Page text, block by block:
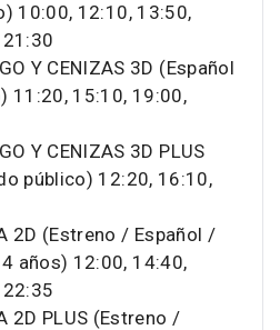
10:00, 12:10, 13:50,
Y CENIZAS 3D (Español
11:20, 15:10, 19:00,
Y CENIZAS 3D PLUS
público) 12:20, 16:10,
2D (Estreno / Español /
años) 12:00, 14:40,
2D PLUS (Estreno /